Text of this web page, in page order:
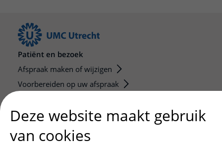
Patiënt en bezoek
Afspraak maken of wijzigen
Voorbereiden op uw afspraak
Opvragen kopie dossier
Deze website maakt gebruik
van cookies